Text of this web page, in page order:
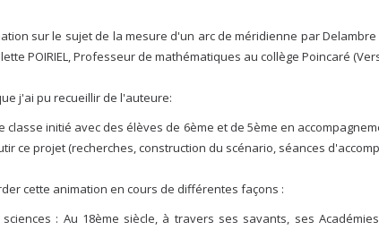
sur le sujet de la mesure d'un arc de méridienne par Delambre
POIRIEL, Professeur de mathématiques au collège Poincaré
j'ai pu recueillir de l'auteure:
classe initié avec des élèves de 6ème et de 5ème en
ce projet (recherches, construction du scénario, séances
cette animation en cours de différentes façons :
: Au 18ème siècle, à travers ses savants, ses